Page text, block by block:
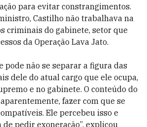
para evitar constrangimentos.
Castilho não trabalhava na
criminais do gabinete, setor que
da Operação Lava Jato.
pode não se separar a figura das
dele do atual cargo que ele ocupa,
e no gabinete. O conteúdo do
fazer com que se
Ele percebeu isso e
pedir exoneração”, explicou